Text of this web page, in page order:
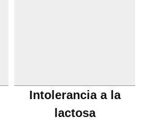
Intolerancia a la
lactosa